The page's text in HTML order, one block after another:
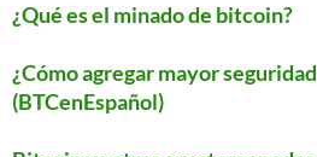
¿Qué es el minado de bitcoin?
¿Cómo agregar mayor
(BTCenEspañol)